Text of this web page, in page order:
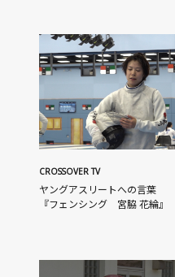
CROSSOVER TV
ヤングアスリートへの言葉
『フェンシング 宮脇 花綸』